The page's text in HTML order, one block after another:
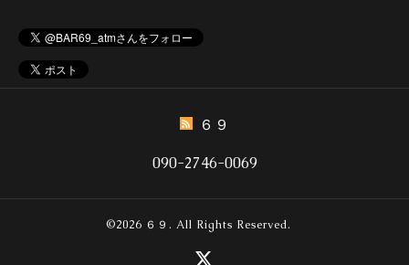
６９
090-2746-0069
©2026 ６９ . All Rights Reserved.